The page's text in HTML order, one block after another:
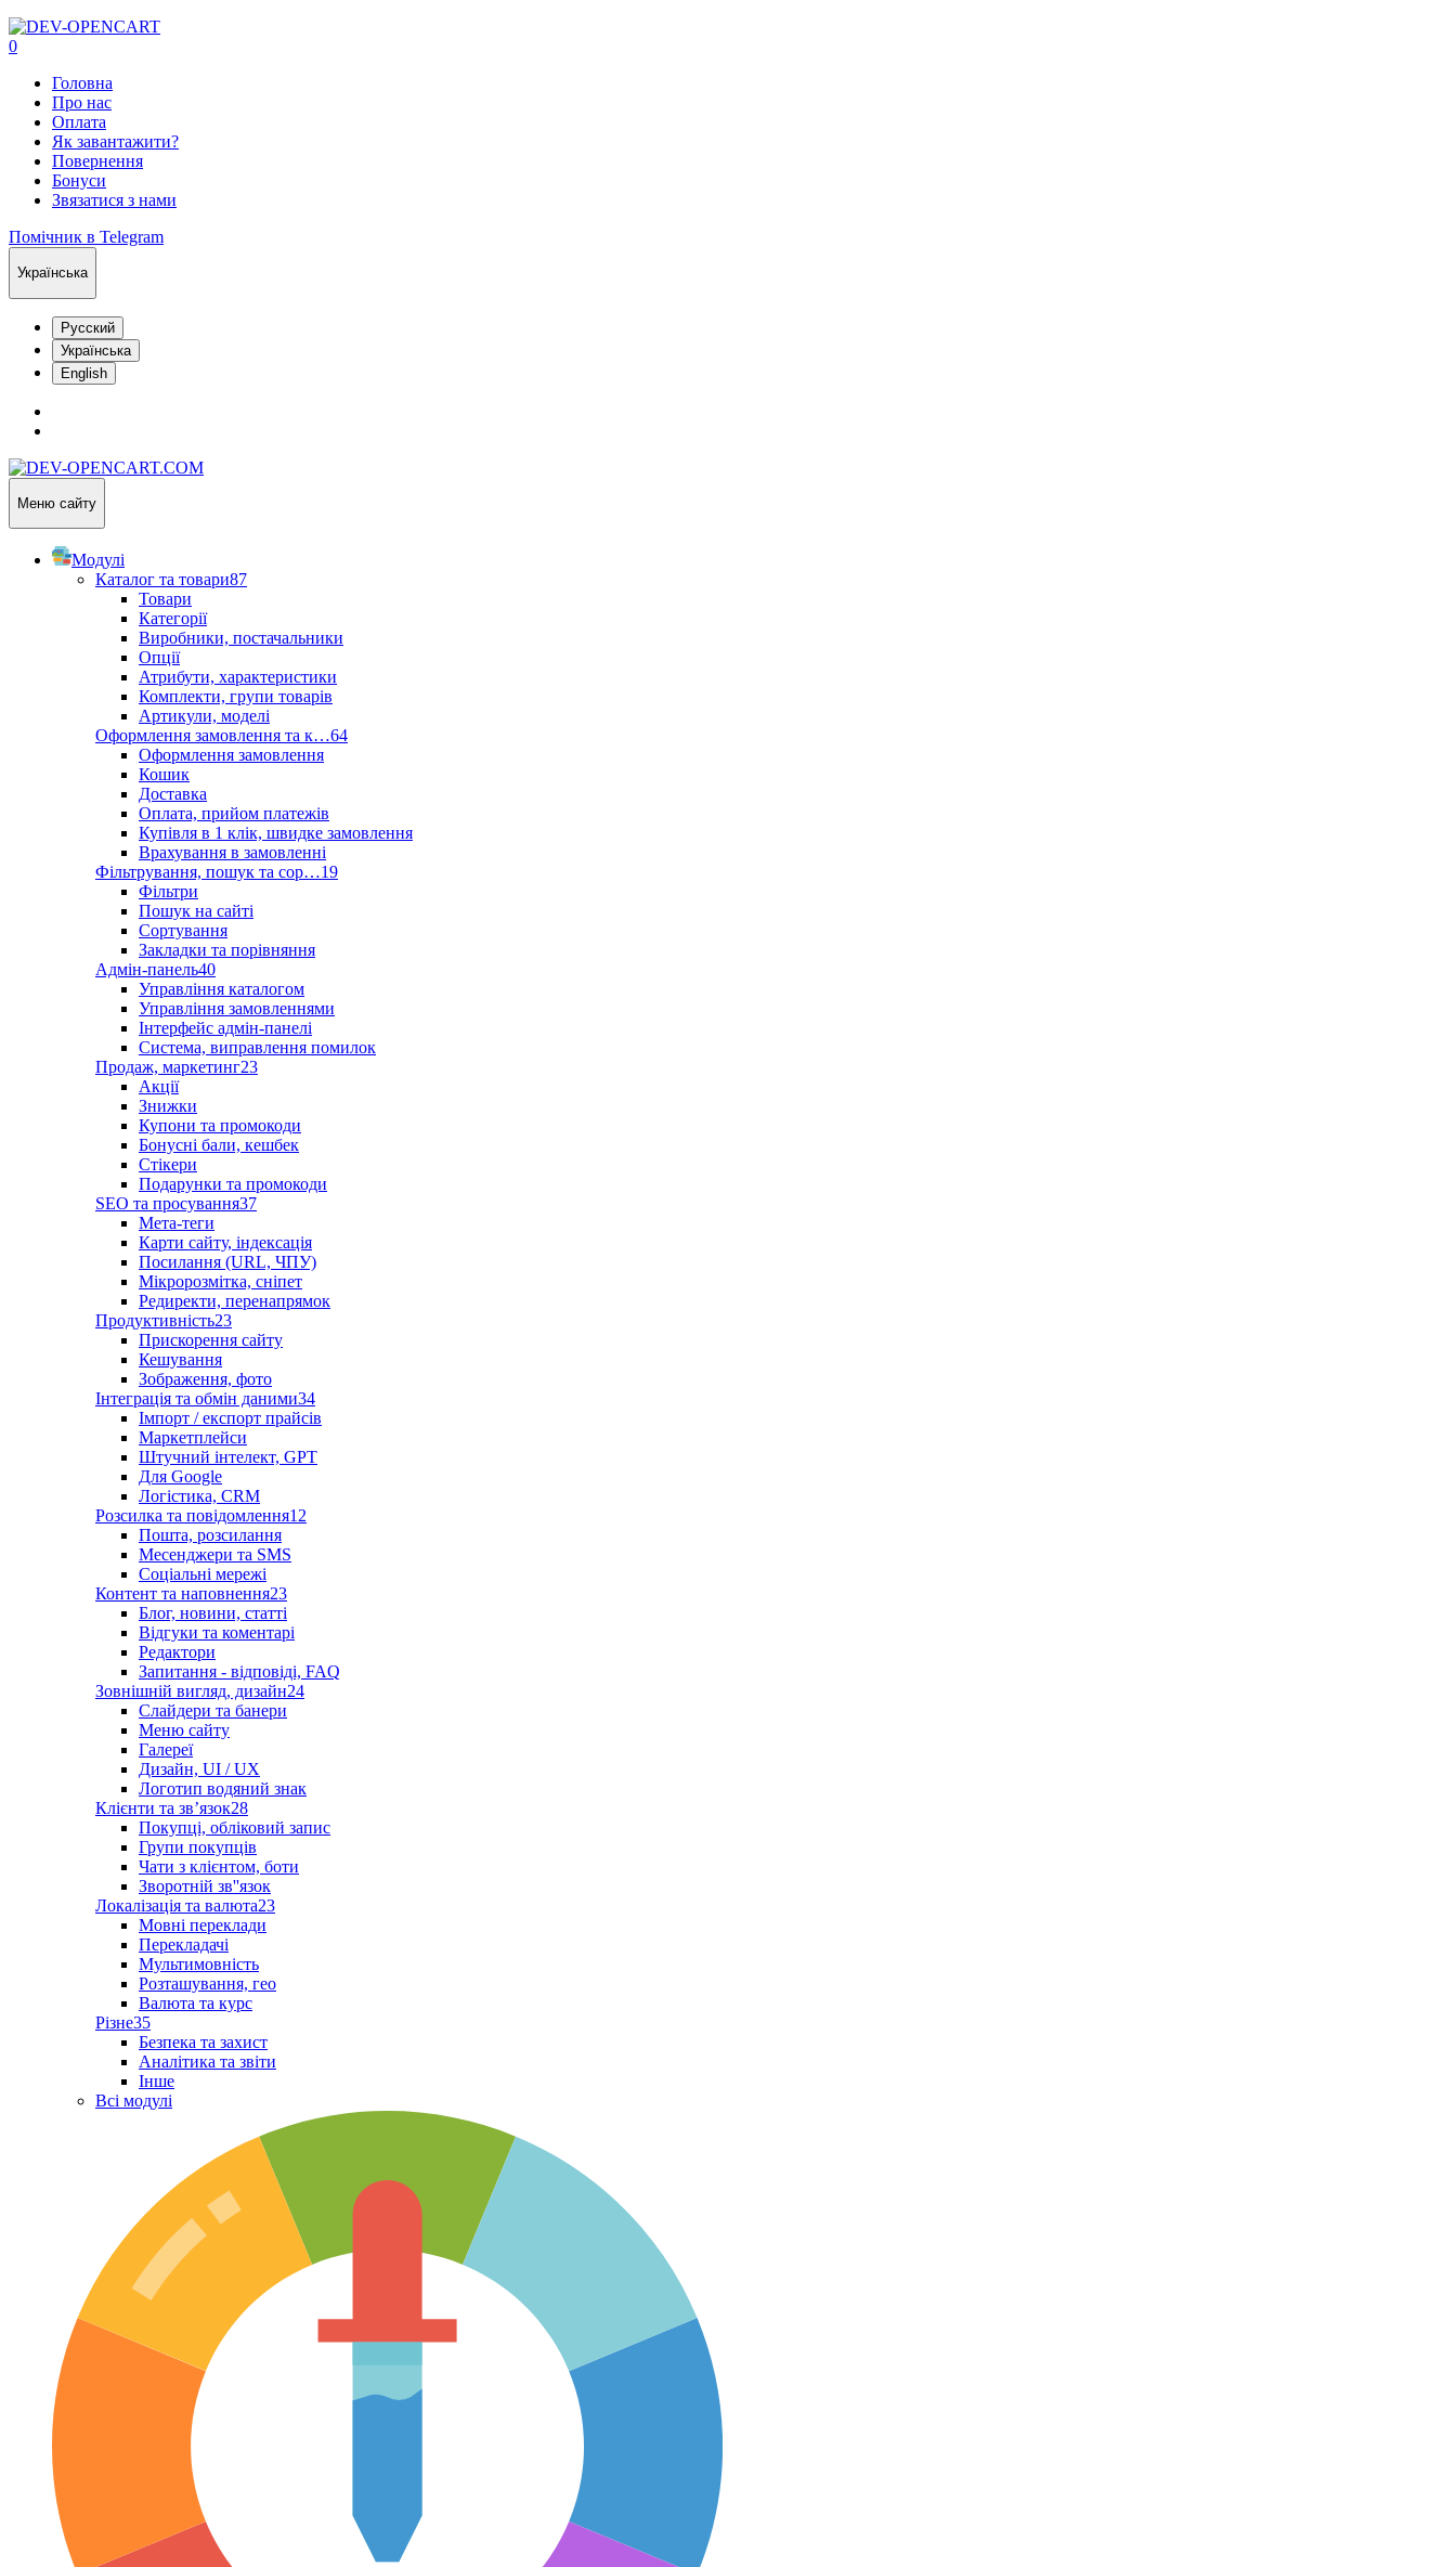
0
Головна
Про нас
Оплата
Як завантажити?
Повернення
Бонуси
Звязатися з нами
Помічник в Telegram
Українська
Русский
Українська
English
Меню сайту
Модулі
Каталог та товари87
Товари
Категорії
Виробники, постачальники
Опції
Атрибути, характеристики
Комплекти, групи товарів
Артикули, моделі
Оформлення замовлення та к…64
Оформлення замовлення
Кошик
Доставка
Оплата, прийом платежів
Купівля в 1 клік, швидке замовлення
Врахування в замовленні
Фільтрування, пошук та сор…19
Фільтри
Пошук на сайті
Сортування
Закладки та порівняння
Адмін-панель40
Управління каталогом
Управління замовленнями
Інтерфейс адмін-панелі
Система, виправлення помилок
Продаж, маркетинг23
Акції
Знижки
Купони та промокоди
Бонусні бали, кешбек
Стікери
Подарунки та промокоди
SEO та просування37
Мета-теги
Карти сайту, індексація
Посилання (URL, ЧПУ)
Мікророзмітка, сніпет
Редиректи, перенапрямок
Продуктивність23
Прискорення сайту
Кешування
Зображення, фото
Інтеграція та обмін даними34
Імпорт / експорт прайсів
Маркетплейси
Штучний інтелект, GPT
Для Google
Логістика, CRM
Розсилка та повідомлення12
Пошта, розсилання
Месенджери та SMS
Соціальні мережі
Контент та наповнення23
Блог, новини, статті
Відгуки та коментарі
Редактори
Запитання - відповіді, FAQ
Зовнішній вигляд, дизайн24
Слайдери та банери
Меню сайту
Галереї
Дизайн, UI / UX
Логотип водяний знак
Клієнти та звʼязок28
Покупці, обліковий запис
Групи покупців
Чати з клієнтом, боти
Зворотній зв''язок
Локалізація та валюта23
Мовні переклади
Перекладачі
Мультимовність
Розташування, гео
Валюта та курс
Різне35
Безпека та захист
Аналітика та звіти
Інше
Всі модулі